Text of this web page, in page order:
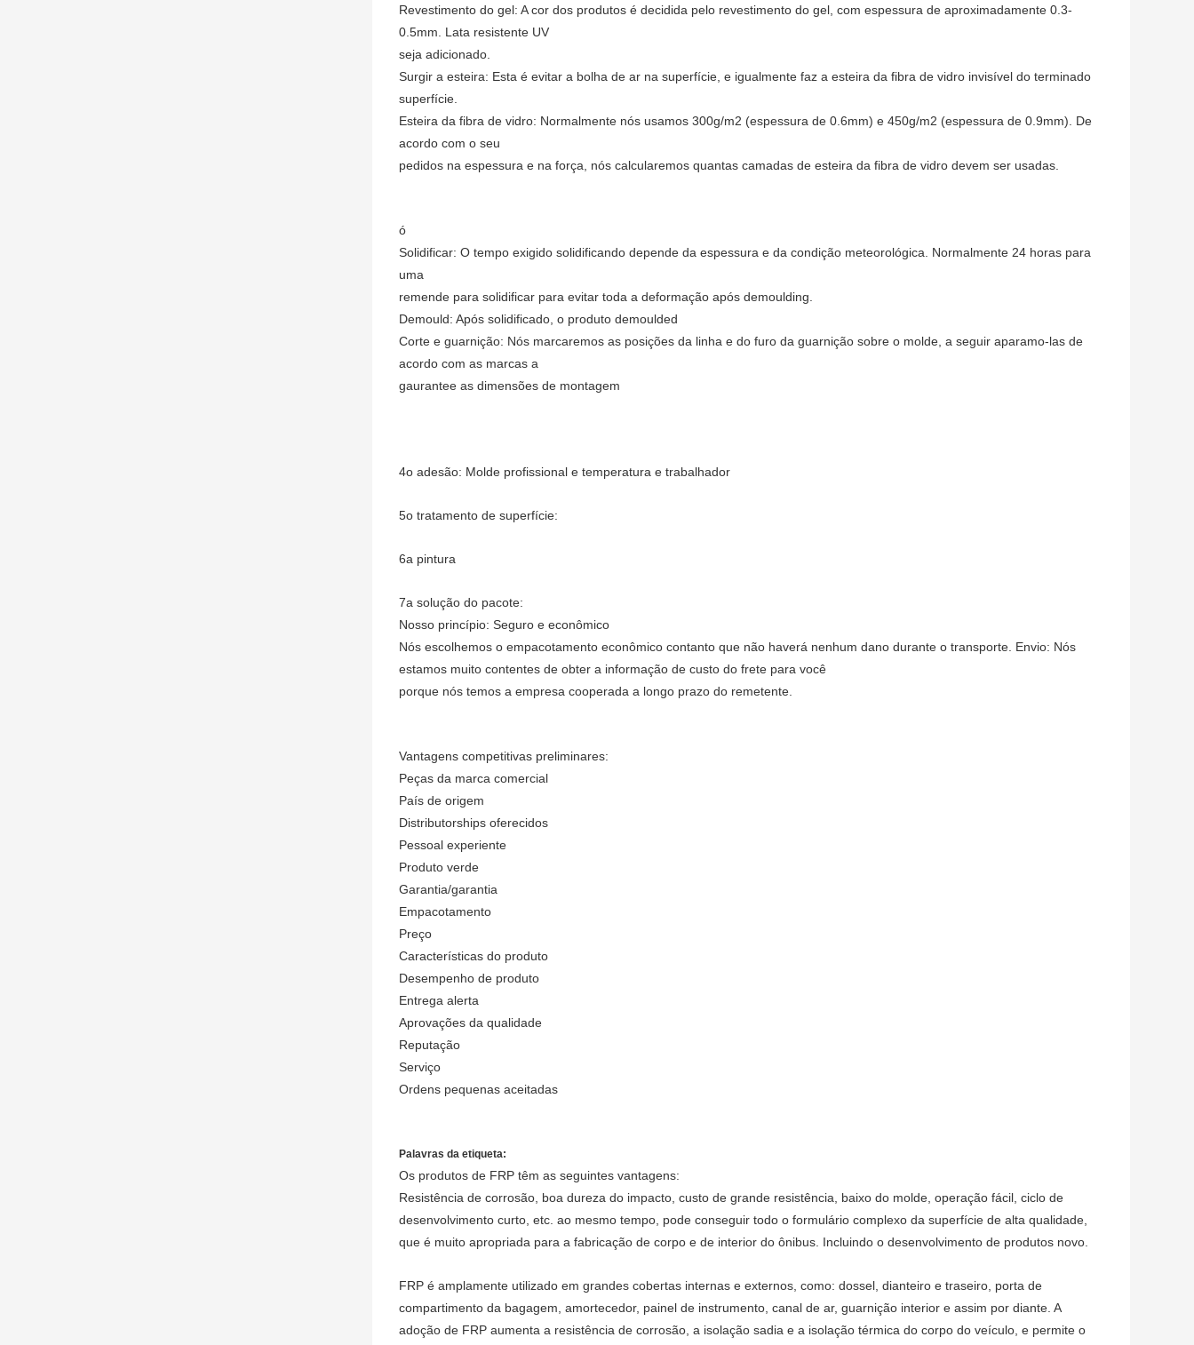
Revestimento do gel: A cor dos produtos é decidida pelo revestimento do gel, com espessura de aproximadamente 0.3-
0.5mm. Lata resistente UV
seja adicionado.
Surgir a esteira: Esta é evitar a bolha de ar na superfície, e igualmente faz a esteira da fibra de vidro invisível do terminado
superfície.
Esteira da fibra de vidro: Normalmente nós usamos 300g/m2 (espessura de 0.6mm) e 450g/m2 (espessura de 0.9mm). De
acordo com o seu
pedidos na espessura e na força, nós calcularemos quantas camadas de esteira da fibra de vidro devem ser usadas.
ó
Solidificar: O tempo exigido solidificando depende da espessura e da condição meteorológica. Normalmente 24 horas para
uma
remende para solidificar para evitar toda a deformação após demoulding.
Demould: Após solidificado, o produto demoulded
Corte e guarnição: Nós marcaremos as posições da linha e do furo da guarnição sobre o molde, a seguir aparamo-las de
acordo com as marcas a
gaurantee as dimensões de montagem
4o adesão: Molde profissional e temperatura e trabalhador
5o tratamento de superfície:
6a pintura
7a solução do pacote:
Nosso princípio: Seguro e econômico
Nós escolhemos o empacotamento econômico contanto que não haverá nenhum dano durante o transporte. Envio: Nós
estamos muito contentes de obter a informação de custo do frete para você
porque nós temos a empresa cooperada a longo prazo do remetente.
Vantagens competitivas preliminares:
Peças da marca comercial
País de origem
Distributorships oferecidos
Pessoal experiente
Produto verde
Garantia/garantia
Empacotamento
Preço
Características do produto
Desempenho de produto
Entrega alerta
Aprovações da qualidade
Reputação
Serviço
Ordens pequenas aceitadas
Palavras da etiqueta:
Os produtos de FRP têm as seguintes vantagens:
Resistência de corrosão, boa dureza do impacto, custo de grande resistência, baixo do molde, operação fácil, ciclo de
desenvolvimento curto, etc. ao mesmo tempo, pode conseguir todo o formulário complexo da superfície de alta qualidade,
que é muito apropriada para a fabricação de corpo e de interior do ônibus. Incluindo o desenvolvimento de produtos novo.
FRP é amplamente utilizado em grandes cobertas internas e externos, como: dossel, dianteiro e traseiro, porta de
compartimento da bagagem, amortecedor, painel de instrumento, canal de ar, guarnição interior e assim por diante. A
adoção de FRP aumenta a resistência de corrosão, a isolação sadia e a isolação térmica do corpo do veículo, e permite o